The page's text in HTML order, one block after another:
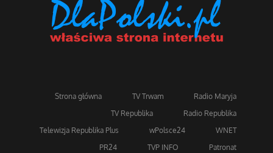
Strona główna TV Trwam
Radio Maryja
TV Republika
Radio Republika
Telewizja Republika Plus
wPolsce24
WNET
PR24
TVP INFO
Patronat